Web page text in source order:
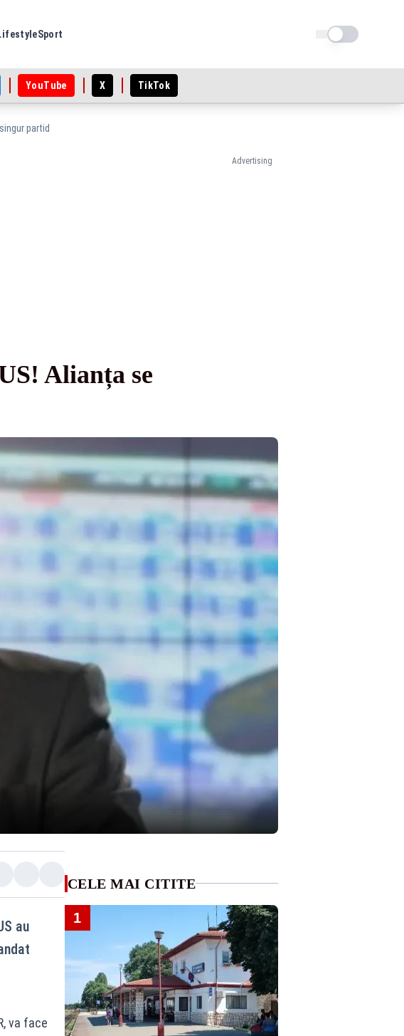
Sport Schimba tema
YouTube X TikTok
partid
Advertising
Alianța se
au
va face
CELE MAI CITITE
1